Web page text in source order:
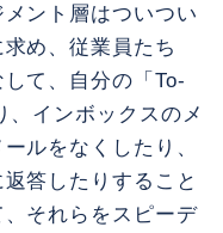
ント層はついつい
め、従業員たち
て、自分の「To-
、インボックスのメ
ルをなくしたり、
答したりすること
それらをスピーデ